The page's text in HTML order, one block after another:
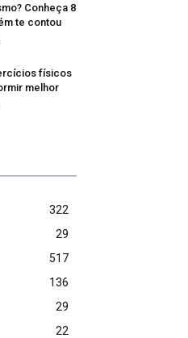
Conheça 8
te contou
físicos
melhor
322
29
517
136
29
22